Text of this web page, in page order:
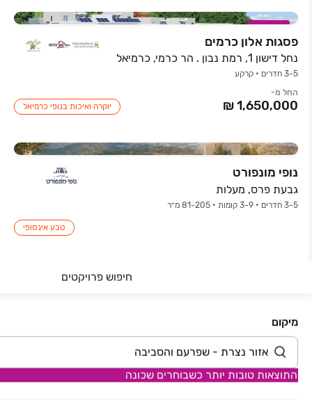
חיפוש פרויקטים
מיקום
התוצאות טובות יותר כשבוחרים שכונה
במבצע
פסגות אלון כרמים
נחל דישון 1, רמת נבון . הר כרמי, כרמיאל
3-5 חדרים • קרקע
החל מ-
יוקרה ואיכות בנופי כרמיאל
נופי מונפורט
גבעת פרס, מעלות
3-5 חדרים • 3-9 קומות • 81-205 מ״ר
טבע אינסופי
4-6 חדרים • 9 קומות • 100-263 מ״ר
החל מ-